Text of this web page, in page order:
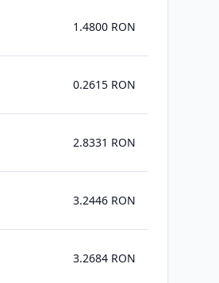
1.4800 RON
0.2615 RON
2.8331 RON
3.2446 RON
3.2684 RON